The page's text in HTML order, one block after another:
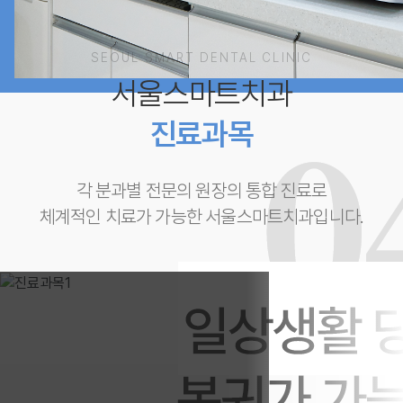
SEOUL SMART DENTAL CLINIC
서울스마트치과
진료과목
각 분과별 전문의 원장의 통합 진료로
체계적인 치료가 가능한 서울스마트치과입니다.